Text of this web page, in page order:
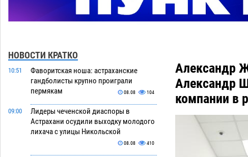
НОВОСТИ КРАТКО
10:51
Фаворитская ноша: астраханские
гандболисты крупно проиграли
пермякам
08.08 104
09:00
Лидеры чеченской диаспоры в
Астрахани осудили выходку молодого
лихача с улицы Никольской
08.08 410
Александр
Александр
компании в